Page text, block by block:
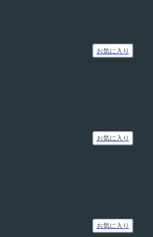
お気に入り
お気に入り
お気に入り